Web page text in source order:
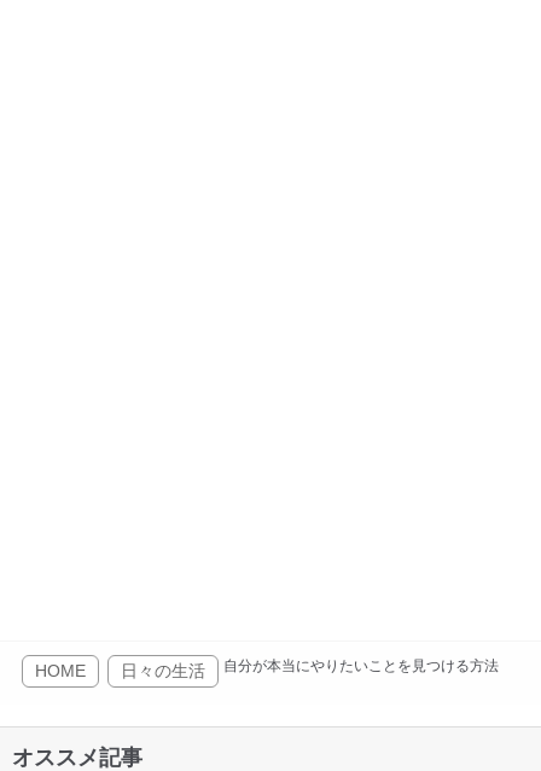
HOME 日々の生活 自分が本当にやりたいことを見つける方法
オススメ記事